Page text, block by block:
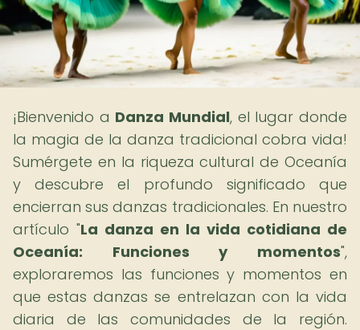
¡Bienvenido a Danza Mundial, el lugar donde
la magia de la danza tradicional cobra vida!
Sumérgete en la riqueza cultural de Oceanía
y descubre el profundo significado que
encierran sus danzas tradicionales. En nuestro
artículo "La danza en la vida cotidiana de
Oceanía: Funciones y momentos",
exploraremos las funciones y momentos en
que estas danzas se entrelazan con la vida
diaria de las comunidades de la región.